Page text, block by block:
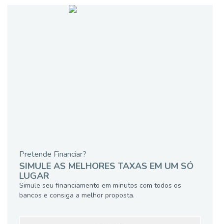
Pretende Financiar?
SIMULE AS MELHORES TAXAS EM UM SÓ
LUGAR
Simule seu financiamento em minutos com todos os
bancos e consiga a melhor proposta.